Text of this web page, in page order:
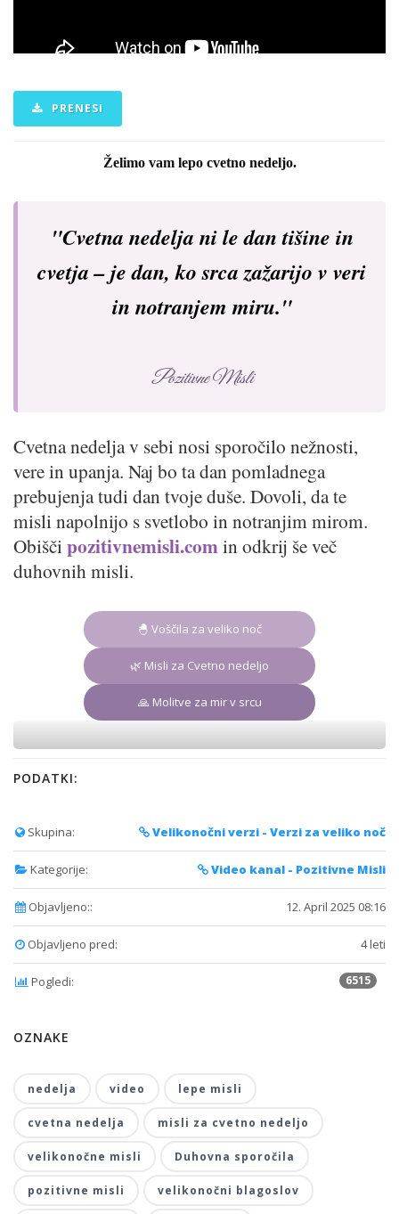
PRENESI
Želimo vam lepo cvetno nedeljo.
"Cvetna nedelja ni le dan tišine in
cvetja – je dan, ko srca zažarijo v veri
in notranjem miru."
Pozitivne Misli
Cvetna nedelja v sebi nosi sporočilo nežnosti,
vere in upanja. Naj bo ta dan pomladnega
prebujenja tudi dan tvoje duše. Dovoli, da te
misli napolnijo s svetlobo in notranjim mirom.
Obiščipozitivnemisli.comin odkrij še več
duhovnih misli.
🐣 Voščila za veliko noč
🌿 Misli za Cvetno nedeljo
🙏 Molitve za mir v srcu
PODATKI:
Skupina: Velikonočni verzi - Verzi za veliko noč
Kategorije: Video kanal - Pozitivne Misli
Objavljeno:: 12. April 2025 08:16
Objavljeno pred: 4 leti
Pogledi: 6515
OZNAKE
nedelja video lepe misli
cvetna nedelja misli za cvetno nedeljo
velikonočne misli Duhovna sporočila
pozitivne misli velikonočni blagoslov